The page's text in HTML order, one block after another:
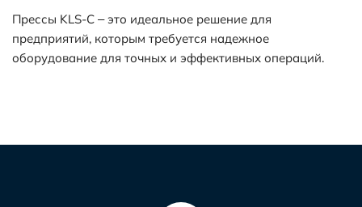
Прессы KLS-C – это идеальное решение для
предприятий, которым требуется надежное
оборудование для точных и эффективных операций.